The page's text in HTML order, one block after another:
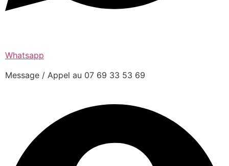
Whatsapp
Message / Appel au 07 69 33 53 69